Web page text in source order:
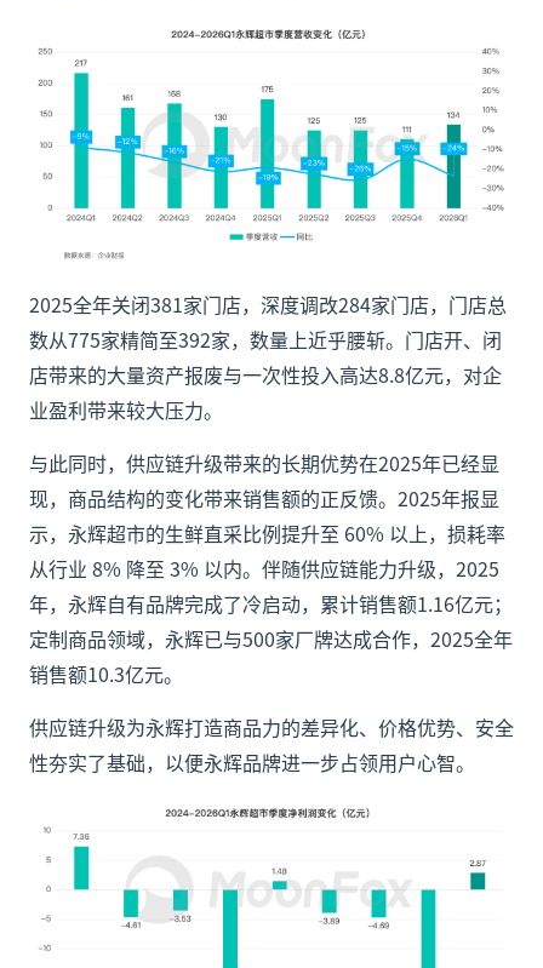
2025全年关闭381家门店，深度调改284家门店，门店总
数从775家精简至392家，数量上近乎腰斩。门店开、闭
店带来的大量资产报废与一次性投入高达8.8亿元，对企
业盈利带来较大压力。
与此同时，供应链升级带来的长期优势在2025年已经显
现，商品结构的变化带来销售额的正反馈。2025年报显
示，永辉超市的生鲜直采比例提升至 60% 以上，损耗率
从行业 8% 降至 3% 以内。伴随供应链能力升级，2025
年，永辉自有品牌完成了冷启动，累计销售额1.16亿元；
定制商品领域，永辉已与500家厂牌达成合作，2025全年
销售额10.3亿元。
供应链升级为永辉打造商品力的差异化、价格优势、安全
性夯实了基础，以便永辉品牌进一步占领用户心智。